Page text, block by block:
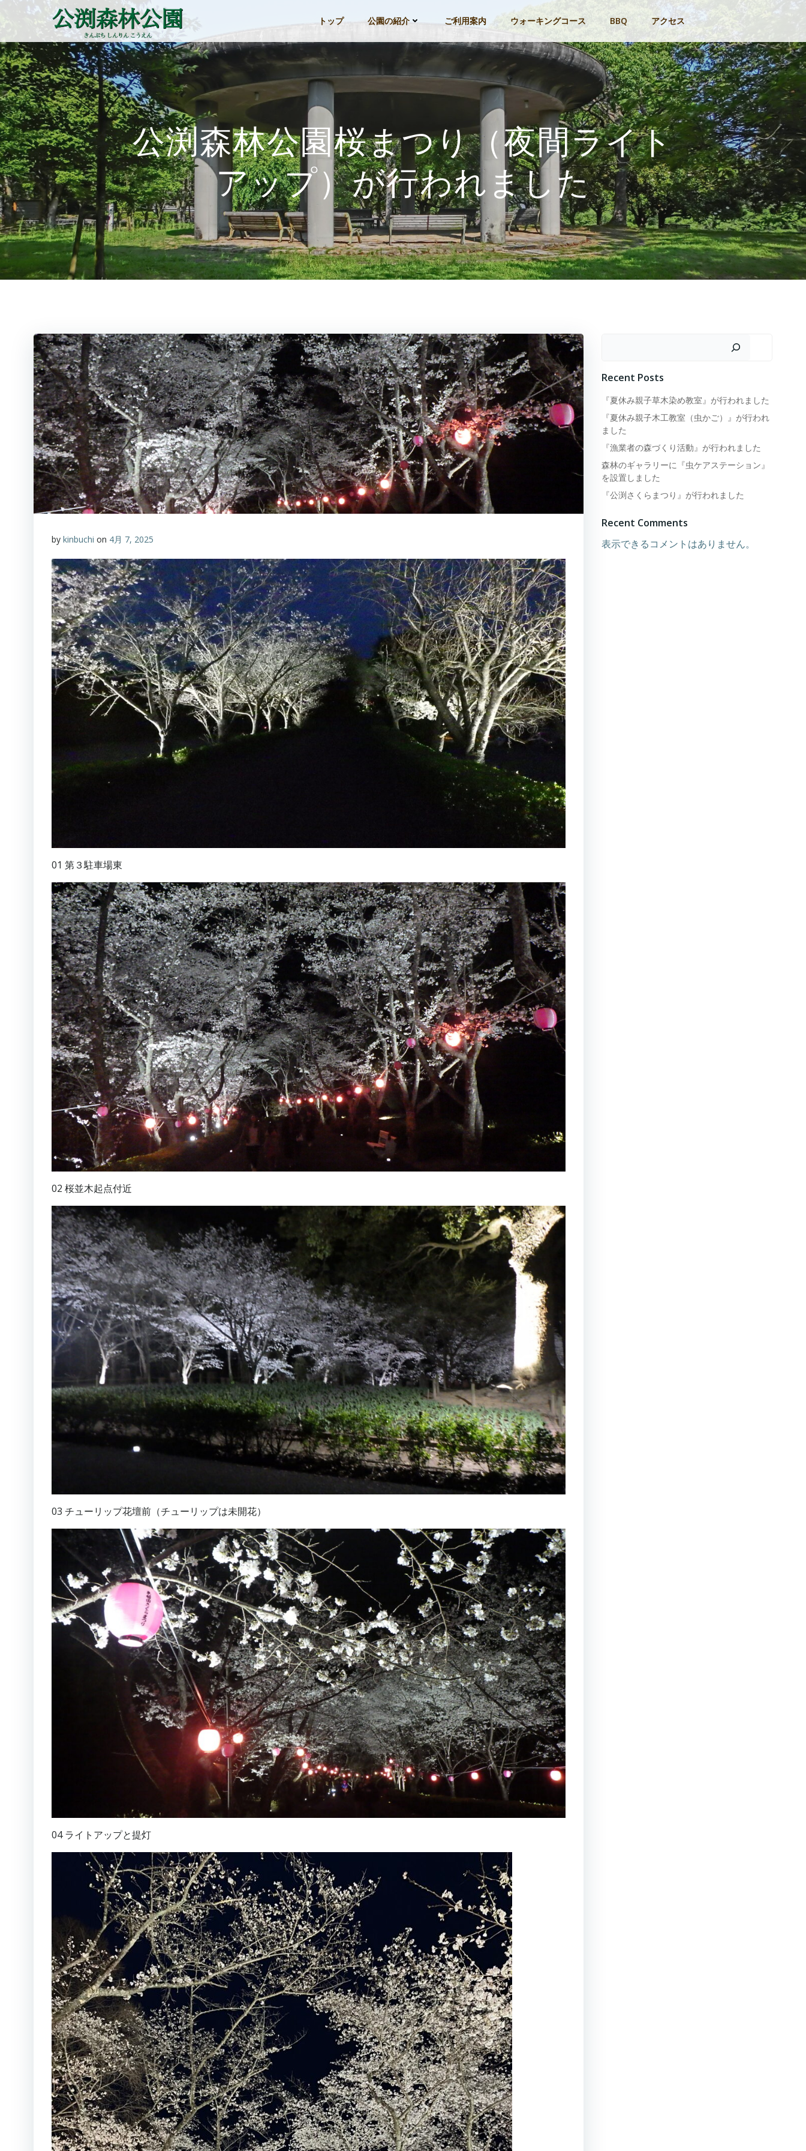
ン
ン
ツ
へ
ス
キ
ッ
プ
トップ 公園の紹介 ご利用案内 ウォーキングコース BBQ アクセス
公渕森林公園桜まつり（夜間ライト
アップ）が行われました
by kinbuchi on 4月 7, 2025
01 第３駐車場東
02 桜並木起点付近
03 チューリップ花壇前（チューリップは未開花）
04 ライトアップと提灯
Recent Posts
『夏休み親子草木染め教室』が行われました
『夏休み親子木工教室（虫かご）』が行われ
ました
『漁業者の森づくり活動』が行われました
森林のギャラリーに『虫ケアステーション』
を設置しました
『公渕さくらまつり』が行われました
Recent Comments
表示できるコメントはありません。